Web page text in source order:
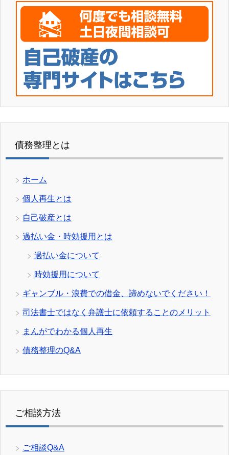
債務整理とは
ホーム
個人再生とは
自己破産とは
過払い金・時効援用とは
過払い金について
時効援用について
ギャンブル・浪費での借金、諦めないでください！
司法書士ではなく弁護士に依頼することのメリット
まんがでわかる個人再生
債務整理のQ&A
ご相談方法
ご相談Q&A